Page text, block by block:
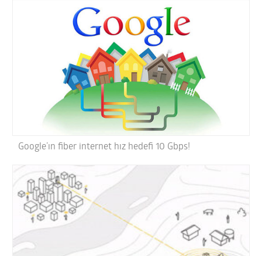
Google’ın fiber internet hız hedefi 10 Gbps!